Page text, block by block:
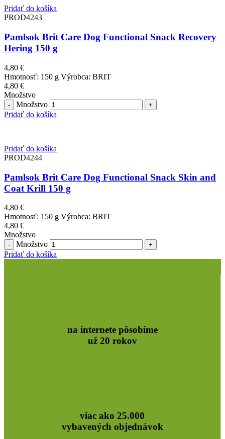
Pridať do košíka
PROD4243
Pamlsok Brit Care Dog Functional Snack Recovery
Hering 150 g
4,80 €
Hmotnosť: 150 g Výrobca: BRIT
4,80 €
Množstvo
Množstvo
Pridať do košíka
Pridať do košíka
PROD4244
Pamlsok Brit Care Dog Functional Snack Skin and
Coat Krill 150 g
4,80 €
Hmotnosť: 150 g Výrobca: BRIT
4,80 €
Množstvo
Množstvo
Pridať do košíka
na internete pôsobíme
už 20 rokov
viac ako 25.000
vybavených objednávok